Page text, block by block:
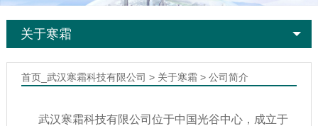
关于寒霜
首页_武汉寒霜科技有限公司 > 关于寒霜> 公司简介
武汉寒霜科技有限公司位于中国光谷中心，成立于